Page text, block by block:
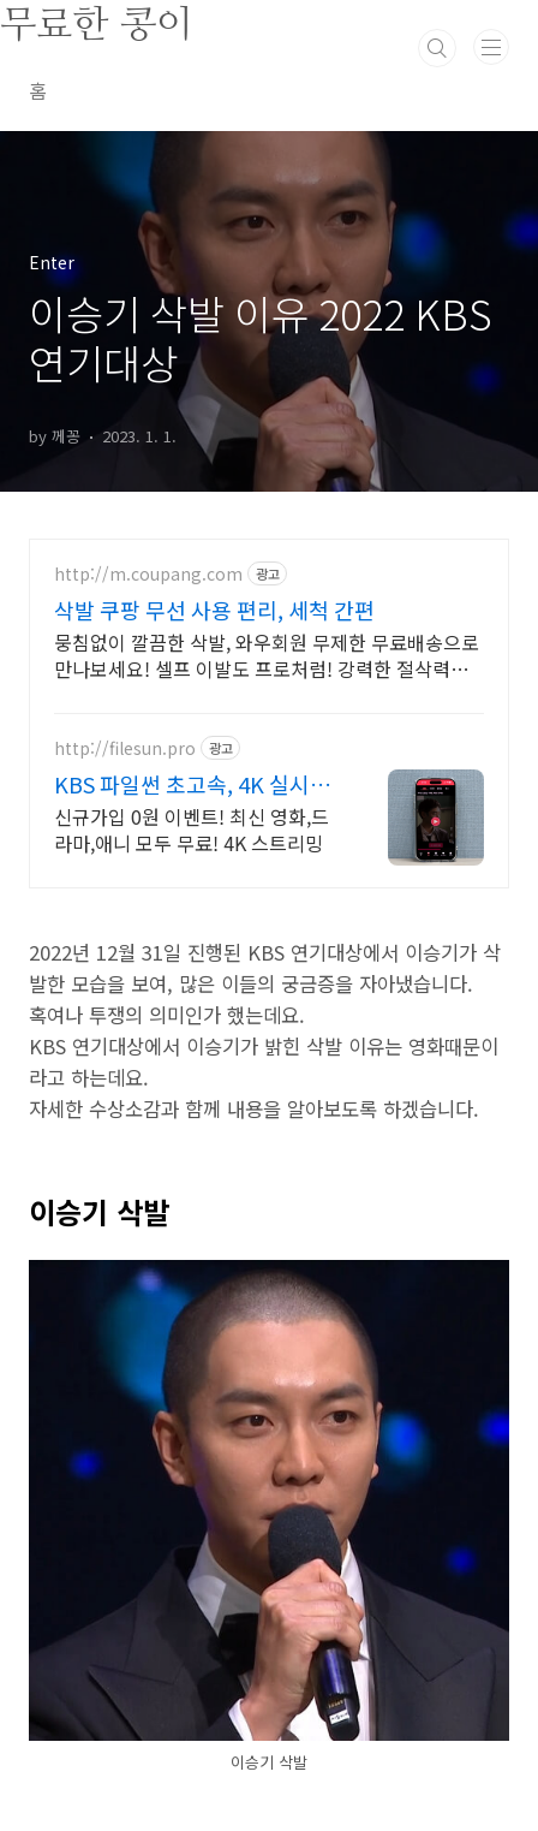
본문 바로가기
무료한 콩이
홈
Enter
이승기 삭발 이유 2022 KBS
연기대상
by 께꽁 2023. 1. 1.
http://m.coupang.com 광고
삭발 쿠팡 무선 사용 편리, 세척 간편
뭉침없이 깔끔한 삭발, 와우회원 무제한 무료배송으로
만나보세요! 셀프 이발도 프로처럼! 강력한 절삭력으
http://filesun.pro 광고
KBS 파일썬 초고속, 4K 실시간
보기!
신규가입 0원 이벤트! 최신 영화,드
라마,애니 모두 무료! 4K 스트리밍
2022년 12월 31일 진행된 KBS 연기대상에서 이승기가 삭
발한 모습을 보여, 많은 이들의 궁금증을 자아냈습니다.
혹여나 투쟁의 의미인가 했는데요.
KBS 연기대상에서 이승기가 밝힌 삭발 이유는 영화때문이
라고 하는데요.
자세한 수상소감과 함께 내용을 알아보도록 하겠습니다.
이승기 삭발
이승기 삭발